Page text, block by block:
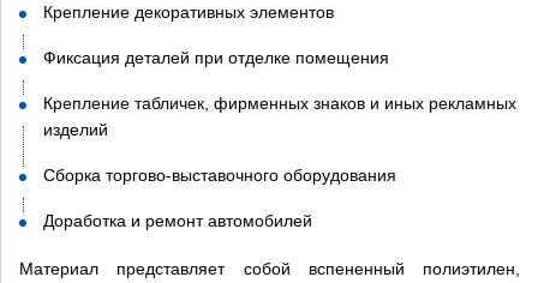
Крепление декоративных элементов
Фиксация деталей при отделке помещения
Крепление табличек, фирменных знаков и иных рекламных
изделий
Сборка торгово-выставочного оборудования
Доработка и ремонт автомобилей
Материал представляет собой вспененный полиэтилен,